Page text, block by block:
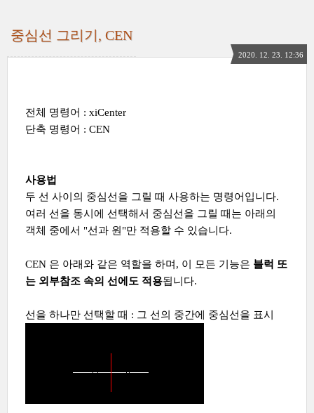
중심선 그리기, CEN
2020. 12. 23. 12:36
전체 명령어 : xiCenter
단축 명령어 : CEN
사용법
두 선 사이의 중심선을 그릴 때 사용하는 명령어입니다.
여러 선을 동시에 선택해서 중심선을 그릴 때는 아래의
객체 중에서 "선과 원"만 적용할 수 있습니다.
CEN 은 아래와 같은 역할을 하며, 이 모든 기능은 블럭 또
는 외부참조 속의 선에도 적용됩니다.
선을 하나만 선택할 때 : 그 선의 중간에 중심선을 표시